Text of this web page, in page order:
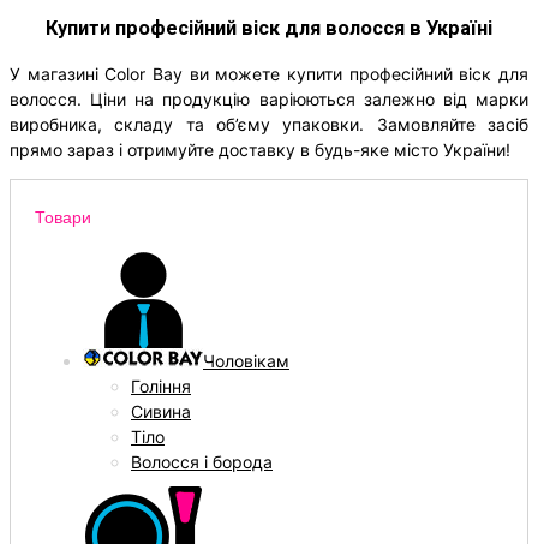
Купити професійний віск для волосся в Україні
У магазині Color Bay ви можете купити професійний віск для
волосся. Ціни на продукцію варіюються залежно від марки
виробника, складу та об’єму упаковки. Замовляйте засіб
прямо зараз і отримуйте доставку в будь-яке місто України!
Товари
Чоловікам
Гоління
Сивина
Тіло
Волосся і борода